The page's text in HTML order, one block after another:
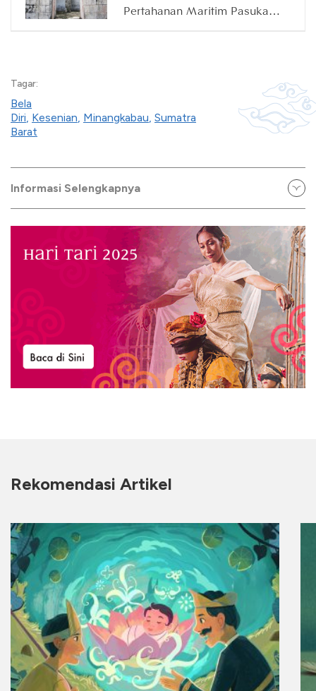
Pertahanan Maritim Pasukan
Tagar:
Bela
Diri, Kesenian, Minangkabau, Sumatra
Barat
Informasi Selengkapnya
Rekomendasi Artikel